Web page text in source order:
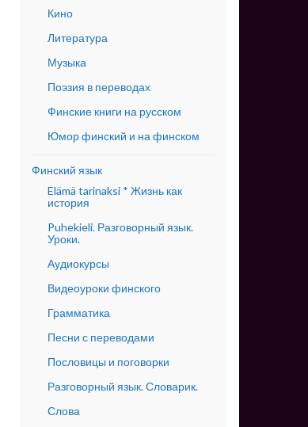
Кино
Литература
Музыка
Поэзия в переводах
Финские книги на русском
Юмор финский и на финском
Финский язык
Elämä tarinaksi * Жизнь как
история
Puhekieli. Разговорный язык.
Уроки.
Аудиокурсы
Видеоуроки финского
Грамматика
Песни с переводами
Пословицы и поговорки
Разговорный язык. Словарик.
Слова